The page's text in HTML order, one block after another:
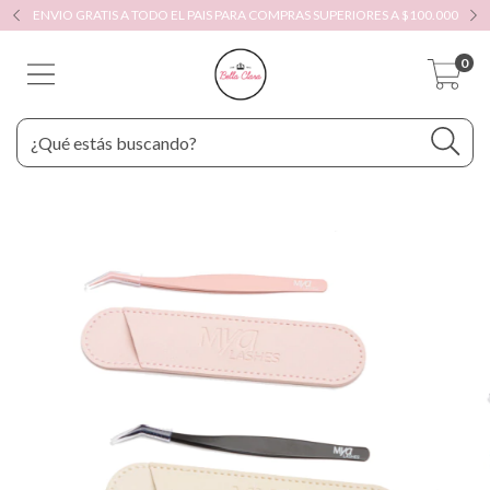
ENVIO GRATIS A TODO EL PAIS PARA COMPRAS SUPERIORES A $100.000
0